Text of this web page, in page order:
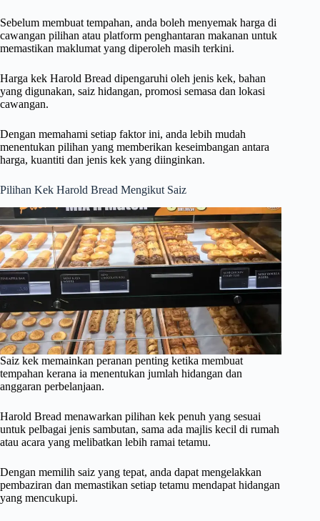
Sebelum membuat tempahan, anda boleh menyemak harga di
cawangan pilihan atau platform penghantaran makanan untuk
memastikan maklumat yang diperoleh masih terkini.
Harga kek Harold Bread dipengaruhi oleh jenis kek, bahan
yang digunakan, saiz hidangan, promosi semasa dan lokasi
cawangan.
Dengan memahami setiap faktor ini, anda lebih mudah
menentukan pilihan yang memberikan keseimbangan antara
harga, kuantiti dan jenis kek yang diinginkan.
Pilihan Kek Harold Bread Mengikut Saiz
Saiz kek memainkan peranan penting ketika membuat
tempahan kerana ia menentukan jumlah hidangan dan
anggaran perbelanjaan.
Harold Bread menawarkan pilihan kek penuh yang sesuai
untuk pelbagai jenis sambutan, sama ada majlis kecil di rumah
atau acara yang melibatkan lebih ramai tetamu.
Dengan memilih saiz yang tepat, anda dapat mengelakkan
pembaziran dan memastikan setiap tetamu mendapat hidangan
yang mencukupi.